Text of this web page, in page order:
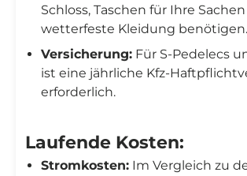
Schloss, Taschen für Ihre
wetterfeste Kleidung benötigen.
Versicherung: Für S-Pedelecs
ist eine jährliche Kfz-
erforderlich.
Laufende Kosten:
Stromkosten: Im Vergleich zu